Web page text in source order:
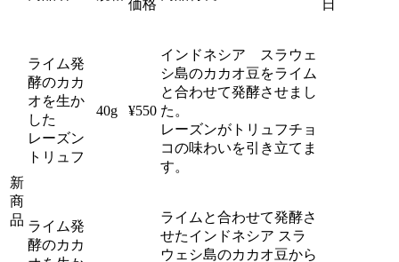
価格
日
新
商
品
ライム発
酵のカカ
オを生か
した
レーズン
トリュフ
40g ¥550
インドネシア スラウェ
シ島のカカオ豆をライム
と合わせて発酵させまし
た。
レーズンがトリュフチョ
コの味わいを引き立てま
す。
ライム発
酵のカカ
ライムと合わせて発酵さ
せたインドネシア スラ
ウェシ島のカカオ豆から